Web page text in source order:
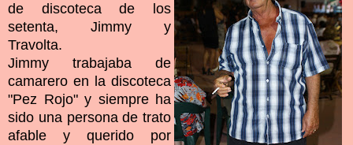
de discoteca de los
setenta, Jimmy y
Travolta.
Jimmy trabajaba de
camarero en la discoteca
"Pez Rojo" y siempre ha
sido una persona de trato
afable y querido por